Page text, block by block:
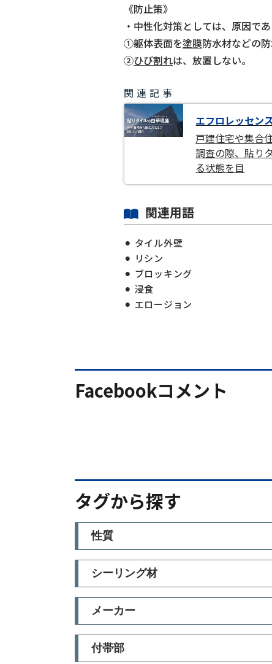
《防止策》
・中性化対策としては、原因で
①躯体表面を塗膜防水材などの
②ひび割れは、放置しない。
関連記事
エフロレッセン
戸建住宅や集合
調査の際、貼り
る状態を目
関連用語
タイル外壁
リシン
ブロッキング
浸食
エロージョン
Facebookコメント
タグから探す
性質
シーリング材
メーカー
付帯部